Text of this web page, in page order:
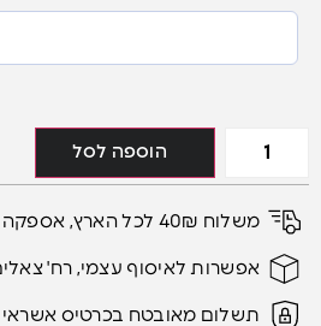
הוספה לסל
משלוח 40₪ לכל הארץ, אספקה עד 6 ימי עסקים
אפשרות לאיסוף עצמי, רח' צאלים 28
תשלום מאובטח בכרטיס אשראי